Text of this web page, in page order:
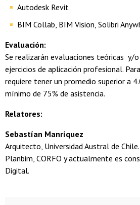
Autodesk Revit
BIM Collab, BIM Vision, Solibri
Evaluación:
Se realizarán evaluaciones teóricas y/
ejercicios de aplicación profesional.
requiere tener un promedio superior a
mínimo de 75% de asistencia.
Relatores:
Sebastían Manríquez
Arquitecto, Universidad Austral de
Planbim, CORFO y actualmente es
Digital.